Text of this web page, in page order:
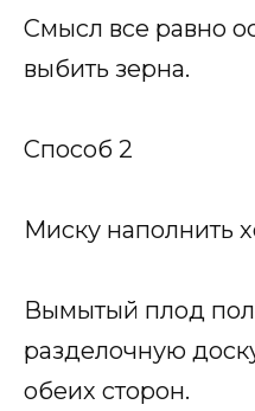
Смысл все равно
выбить зерна.
Способ 2
Миску наполнить
Вымытый плод
разделочную
обеих сторон.